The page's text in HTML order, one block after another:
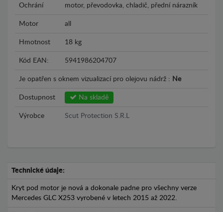
Ochrání motor, převodovka, chladič, přední nárazník
Motor all
Hmotnost 18 kg
Kód EAN: 5941986204707
Je opatřen s oknem vizualizací pro olejovu nádrž : Ne
Dostupnost Na skladě
Výrobce Scut Protection S.R.L
Technické údaje:
Kryt pod motor je nová a dokonale padne pro všechny verze
Mercedes GLC X253 vyrobené v letech 2015 až 2022.